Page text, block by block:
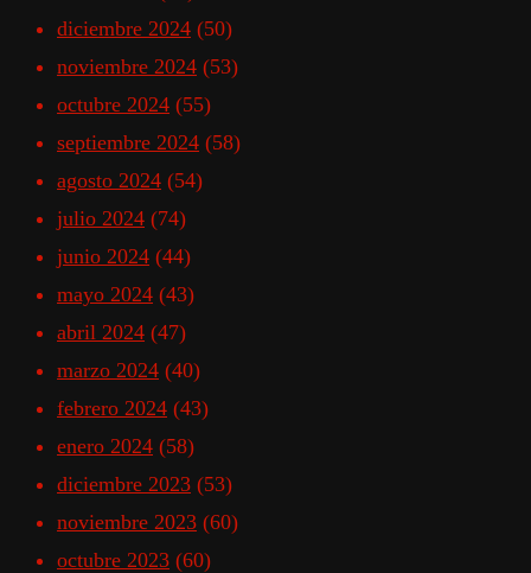
diciembre 2024 (50)
noviembre 2024 (53)
octubre 2024 (55)
septiembre 2024 (58)
agosto 2024 (54)
julio 2024 (74)
junio 2024 (44)
mayo 2024 (43)
abril 2024 (47)
marzo 2024 (40)
febrero 2024 (43)
enero 2024 (58)
diciembre 2023 (53)
noviembre 2023 (60)
octubre 2023 (60)